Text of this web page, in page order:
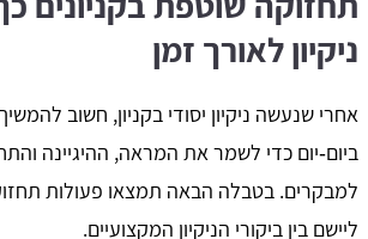
ניקיון לאורך זמן
אחרי שנעשה ניקיון יסודי בקניון, חשוב
ביום‑יום כדי לשמר את המראה, ההיגיינה
למבקרים. בטבלה הבאה תמצאו פעולות
ליישם בין ביקורי הניקיון המקצועיים.